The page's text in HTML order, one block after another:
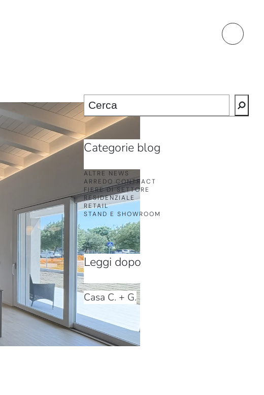
Cerca
Categorie blog
ALTRE NEWS
ARREDO CONTRACT
FIERE DI SETTORE
RESIDENZIALE
RETAIL
STAND E SHOWROOM
Leggi dopo
Casa C. + G.